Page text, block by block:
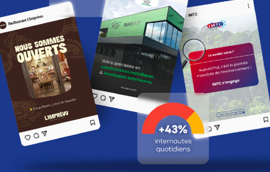
L’agence
Agence de communication
Agence d’événementiel
Portfolio
Ressources
Contact